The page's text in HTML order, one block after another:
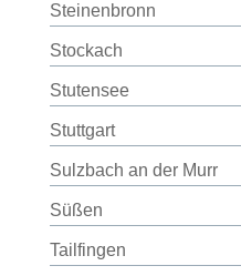
Steinenbronn
Stockach
Stutensee
Stuttgart
Sulzbach an der Murr
Süßen
Tailfingen